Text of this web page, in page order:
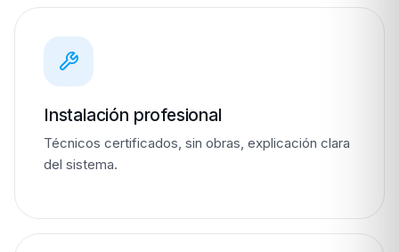
Instalación profesional
Técnicos certificados, sin obras, explicación clara
del sistema.